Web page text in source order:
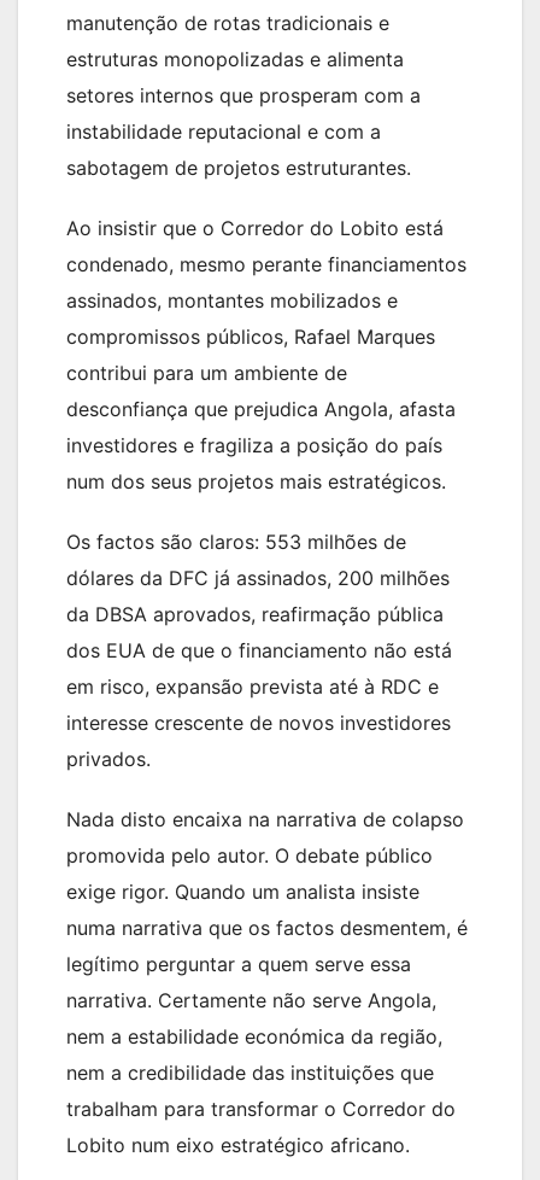
manutenção de rotas tradicionais e
estruturas monopolizadas e alimenta
setores internos que prosperam com a
instabilidade reputacional e com a
sabotagem de projetos estruturantes.
Ao insistir que o Corredor do Lobito está
condenado, mesmo perante financiamentos
assinados, montantes mobilizados e
compromissos públicos, Rafael Marques
contribui para um ambiente de
desconfiança que prejudica Angola, afasta
investidores e fragiliza a posição do país
num dos seus projetos mais estratégicos.
Os factos são claros: 553 milhões de
dólares da DFC já assinados, 200 milhões
da DBSA aprovados, reafirmação pública
dos EUA de que o financiamento não está
em risco, expansão prevista até à RDC e
interesse crescente de novos investidores
privados.
Nada disto encaixa na narrativa de colapso
promovida pelo autor. O debate público
exige rigor. Quando um analista insiste
numa narrativa que os factos desmentem, é
legítimo perguntar a quem serve essa
narrativa. Certamente não serve Angola,
nem a estabilidade económica da região,
nem a credibilidade das instituições que
trabalham para transformar o Corredor do
Lobito num eixo estratégico africano.